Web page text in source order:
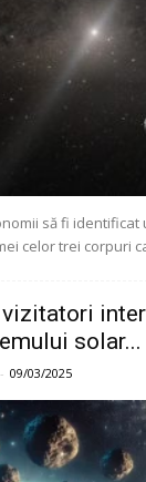
să fi identificat
celor trei corpuri
solar...
- 09/03/2025